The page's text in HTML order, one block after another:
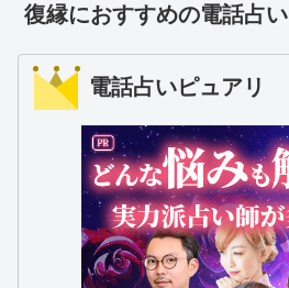
復縁におすすめの電話占い
電話占いピュアリ